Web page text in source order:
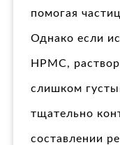
помогая
Однако если
HPMC,
слишком
тщательно
составлении